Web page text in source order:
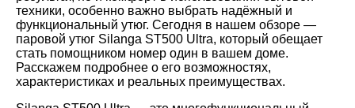
техники, особенно важно выбрать надёжный и
функциональный утюг. Сегодня в нашем обзоре —
паровой утюг Silanga ST500 Ultra, который обещает
стать помощником номер один в вашем доме.
Расскажем подробнее о его возможностях,
характеристиках и реальных преимуществах.